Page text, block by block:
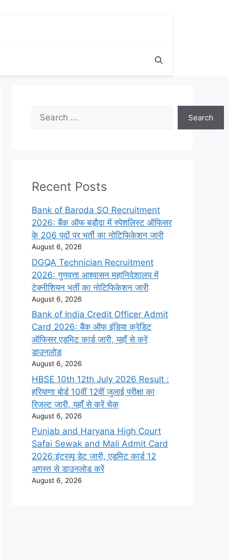
Search
Search
Recent Posts
Bank of Baroda SO Recruitment
2026: बैंक ऑफ बड़ौदा में स्पेशलिस्ट ऑफिसर
के 206 पदों पर भर्ती का नोटिफिकेशन जारी
August 6, 2026
DGQA Technician Recruitment
2026: गुणवत्ता आश्वासन महानिदेशालय में
टेक्नीशियन भर्ती का नोटिफिकेशन जारी
August 6, 2026
Bank of India Credit Officer Admit
Card 2026: बैंक ऑफ इंडिया क्रेडिट
ऑफिसर एडमिट कार्ड जारी, यहाँ से करें
डाउनलोड
August 6, 2026
HBSE 10th 12th July 2026 Result :
हरियाणा बोर्ड 10वीं 12वीं जुलाई परीक्षा का
रिजल्ट जारी, यहाँ से करें चेक
August 6, 2026
Punjab and Haryana High Court
Safai Sewak and Mali Admit Card
2026:इंटरव्यू डेट जारी, एडमिट कार्ड 12
अगस्त से डाउनलोड करें
August 6, 2026